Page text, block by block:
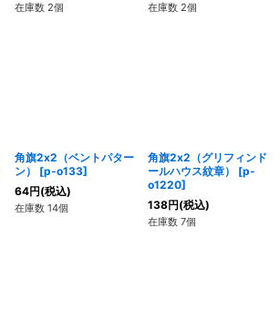
在庫数 2個 在庫数 2個
角旗2x2（ベントパター
ン）
[p-o133]
64円(税込)
在庫数 14個
角旗2x2（グリフィンド
ールハウス紋章）
[p-
o1220]
138円(税込)
在庫数 7個